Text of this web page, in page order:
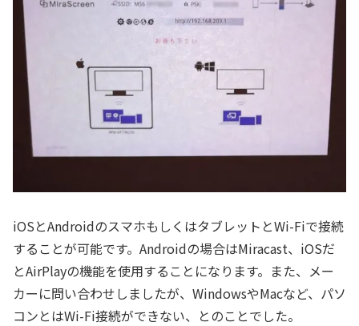
iOSとAndroidのスマホもしくはタブレットとWi-Fiで接続
することが可能です。Androidの場合はMiracast、iOSだ
とAirPlayの機能を使用することになります。また、メー
カーに問い合わせしましたが、WindowsやMacなど、パソ
コンとはWi-Fi接続ができない、とのことでした。